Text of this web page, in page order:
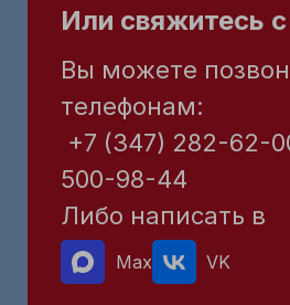
Или свяжитесь
Вы можете
телефонам:
+7 (347) 282-62-
500-98-44
Либо написать в
Max VK